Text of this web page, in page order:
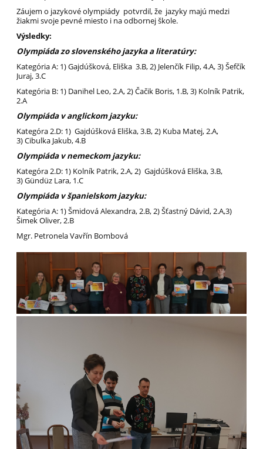
Záujem o jazykové olympiády potvrdil, že jazyky majú medzi
žiakmi svoje pevné miesto i na odbornej škole.
Výsledky:
Olympiáda zo slovenského jazyka a literatúry:
Kategória A: 1) Gajdúšková, Eliška 3.B, 2) Jelenčík Filip, 4.A, 3) Šefčík
Juraj, 3.C
Kategória B: 1) Danihel Leo, 2.A, 2) Čačik Boris, 1.B, 3) Kolník Patrik,
2.A
Olympiáda v anglickom jazyku:
Kategóra 2.D: 1) Gajdúšková Eliška, 3.B, 2) Kuba Matej, 2.A,
3) Cibulka Jakub, 4.B
Olympiáda v nemeckom jazyku:
Kategóra 2.D: 1) Kolník Patrik, 2.A, 2) Gajdúšková Eliška, 3.B,
3) Gündüz Lara, 1.C
Olympiáda v španielskom jazyku:
Kategória A: 1) Šmidová Alexandra, 2.B, 2) Šťastný Dávid, 2.A,3)
Šimek Oliver, 2.B
Mgr. Petronela Vavřín Bombová